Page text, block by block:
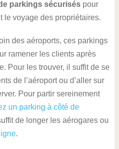
parkings sécuriséspour
le voyage des propriétaires.
des aéroports, ces parkings
ramener les clients après
Pour les trouver, il suffit de se
de l’aéroport ou d’aller sur
Pour partir sereinement
un parking à côté de
de longer les aérogares ou
.